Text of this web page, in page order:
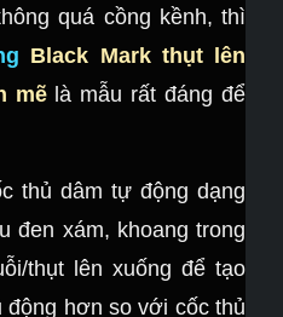
quá cồng kềnh, thì
Black Mark thụt lên
mẽlà mẫu rất đáng để
thủ dâm tự động dạng
đen xám, khoang trong
thụt lên xuống để tạo
động hơn so với cốc thủ